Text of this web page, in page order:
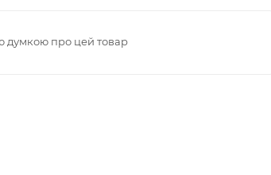
думкою про цей товар